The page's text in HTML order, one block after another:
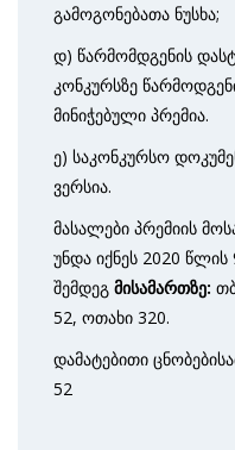
გამოგონებათა ნუსხა;
დ) წარმომდგენის
კონკურსზე
მინიჭებული პრემია.
ე) საკონკურსო
ვერსია.
მასალები პრემიის
უნდა იქნეს 2020
შემდეგ მისამართზე:
52, ოთახი 320.
დამატებითი
52